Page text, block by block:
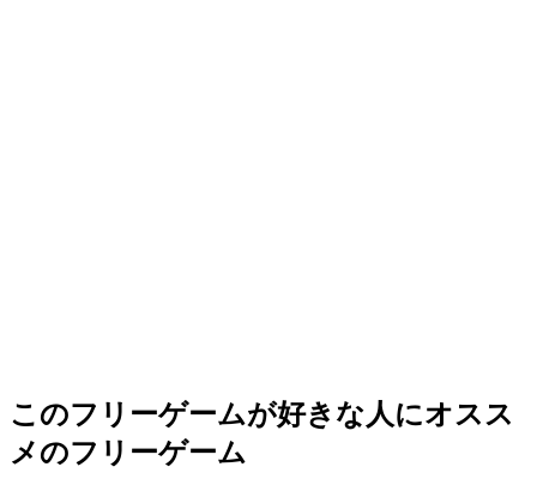
このフリーゲームが好きな人にオスス
メのフリーゲーム